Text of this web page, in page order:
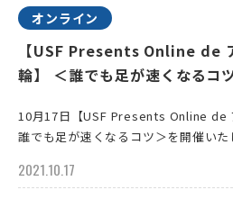
オンライン
【USF Presents Online de
輪】 ＜誰でも足が速くなるコ
10月17日【USF Presents Online de
誰でも足が速くなるコツ＞を開催いた
2021.10.17